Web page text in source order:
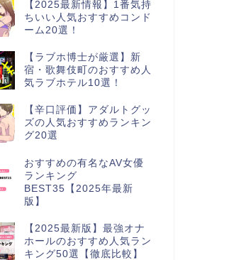
【2025最新情報】1番気持
ちいい人気おすすめコンド
ーム20選！
【ラブホ博士が厳選】新
宿・歌舞伎町のおすすめ人
気ラブホテル10選！
【辛口評価】アダルトグッ
ズの人気おすすめランキン
グ20選
おすすめの有名なAV女優
ランキング
BEST35【2025年最新
版】
【2025最新版】最強オナ
ホールのおすすめ人気ラン
キング50選【徹底比較】